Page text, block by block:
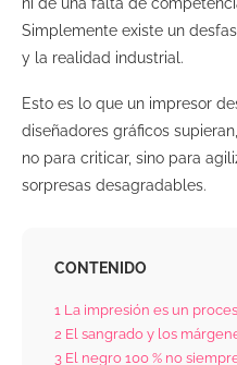
Simplemente existe un
y la realidad industrial.
Esto es lo que un impresor
diseñadores gráficos supieran,
no para criticar, sino para
sorpresas desagradables.
CONTENIDO
1 La impresión es un
2 El sangrado y los
3 El negro 100 % no